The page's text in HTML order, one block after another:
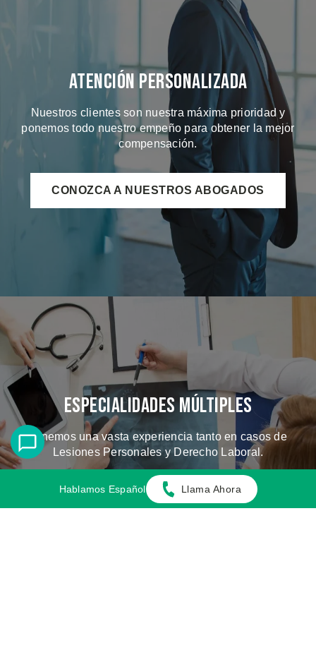
Atención Personalizada
Nuestros clientes son nuestra máxima prioridad y
ponemos todo nuestro empeño para obtener la mejor
compensación.
CONOZCA A NUESTROS ABOGADOS
Especialidades Múltiples
Tenemos una vasta experiencia tanto en casos de
Lesiones Personales y Derecho Laboral.
CONOZCA LOS CASOS QUE
MANEJAMOS
Hablamos Español Llama Ahora